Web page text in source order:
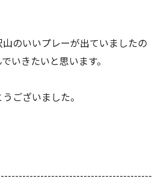
のいいプレーが出ていましたの
いきたいと思います。
ございました。